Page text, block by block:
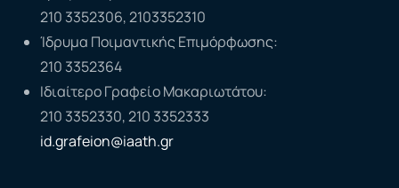
210 3352306, 2103352310
Ίδρυμα Ποιμαντικής Επιμόρφωσης:
210 3352364
Ιδιαίτερο Γραφείο Μακαριωτάτου:
210 3352330, 210 3352333
id.grafeion@iaath.gr